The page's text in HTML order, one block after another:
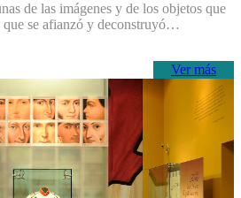
de las imágenes y de los objetos que
que se afianzó y deconstruyó…
Ver más